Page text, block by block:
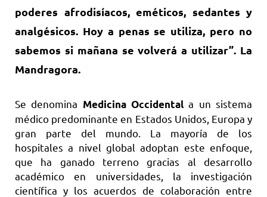
poderes afrodisíacos, eméticos, sedantes y
analgésicos. Hoy a penas se utiliza, pero no
sabemos si mañana se volverá a utilizar”. La
Mandragora.
Se denomina Medicina Occidental a un sistema
médico predominante en Estados Unidos, Europa y
gran parte del mundo. La mayoría de los
hospitales a nivel global adoptan este enfoque,
que ha ganado terreno gracias al desarrollo
académico en universidades, la investigación
científica y los acuerdos de colaboración entre